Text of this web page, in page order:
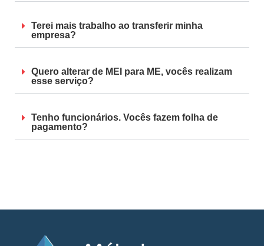
Terei mais trabalho ao transferir minha
empresa?
Quero alterar de MEI para ME, vocês realizam
esse serviço?
Tenho funcionários. Vocês fazem folha de
pagamento?